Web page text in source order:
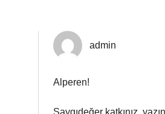
admin
Alperen!
Saygıdeğer katkınız,